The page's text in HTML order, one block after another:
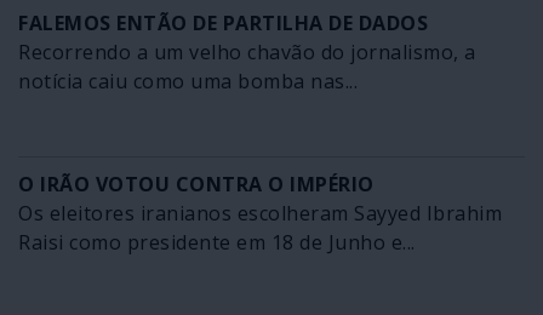
FALEMOS ENTÃO DE PARTILHA DE DADOS
Recorrendo a um velho chavão do jornalismo, a
notícia caiu como uma bomba nas...
O IRÃO VOTOU CONTRA O IMPÉRIO
Os eleitores iranianos escolheram Sayyed Ibrahim
Raisi como presidente em 18 de Junho e...